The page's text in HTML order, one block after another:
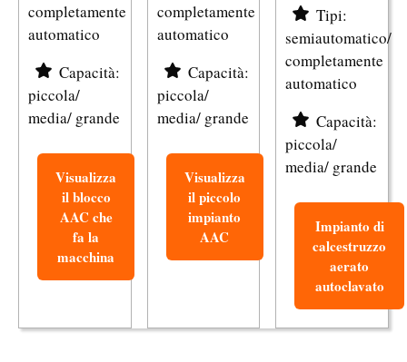
completamente
automatico
Capacità:
piccola/
media/ grande
Visualizza
il blocco
AAC che
fa la
macchina
completamente
automatico
Capacità:
piccola/
media/ grande
Visualizza
il piccolo
impianto
AAC
Tipi:
semiautomatico/
completamente
automatico
Capacità:
piccola/
media/ grande
Impianto di
calcestruzzo
aerato
autoclavato